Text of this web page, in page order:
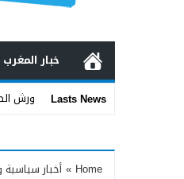
خبار المغرب
Lasts News
ورش الطريق الجهوية
Home
»أخبار سياسية